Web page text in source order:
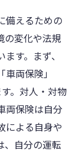
備えるための
の変化や法規
す。まず、
両保険」
。対人・対物
両保険は自分
による自身や
、自分の運転